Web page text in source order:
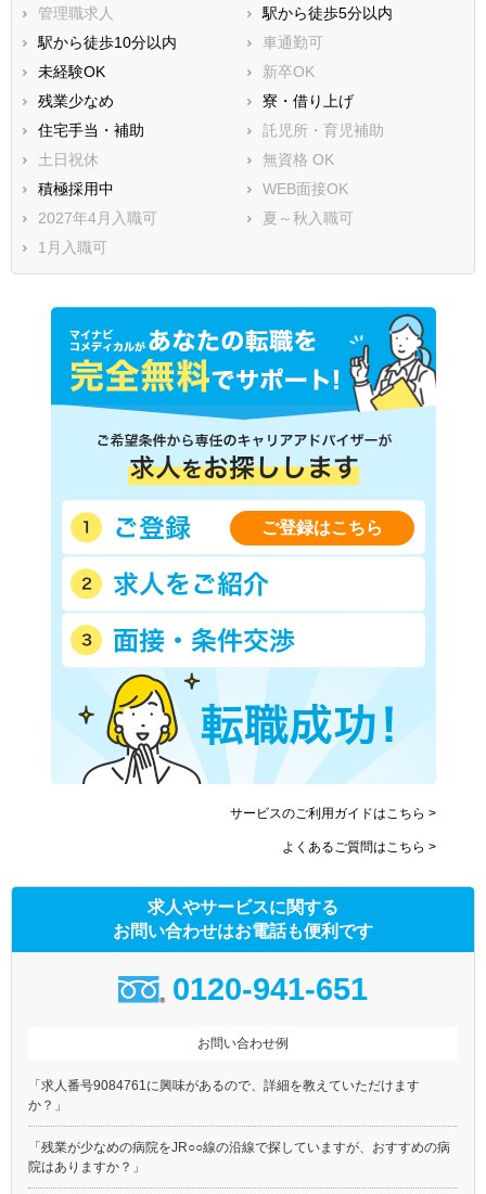
管理職求人
駅から徒歩5分以内
駅から徒歩10分以内
車通勤可
未経験OK
新卒OK
残業少なめ
寮・借り上げ
住宅手当・補助
託児所・育児補助
土日祝休
無資格 OK
積極採用中
WEB面接OK
2027年4月入職可
夏～秋入職可
1月入職可
ご登録はこちら
サービスのご利用ガイドはこちら >
よくあるご質問はこちら >
求人やサービスに関する
お問い合わせはお電話も便利です
0120-941-651
お問い合わせ例
「求人番号9084761に興味があるので、詳細を教えていただけます
か？」
「残業が少なめの病院をJR○○線の沿線で探していますが、おすすめの病
院はありますか？」